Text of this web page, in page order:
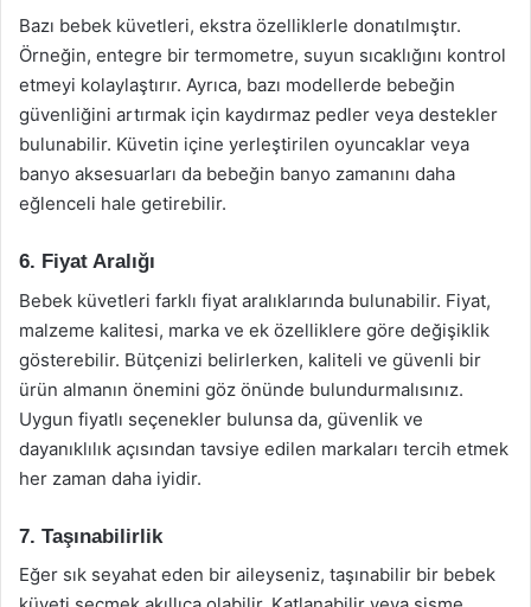
Bazı bebek küvetleri, ekstra özelliklerle donatılmıştır.
Örneğin, entegre bir termometre, suyun sıcaklığını kontrol
etmeyi kolaylaştırır. Ayrıca, bazı modellerde bebeğin
güvenliğini artırmak için kaydırmaz pedler veya destekler
bulunabilir. Küvetin içine yerleştirilen oyuncaklar veya
banyo aksesuarları da bebeğin banyo zamanını daha
eğlenceli hale getirebilir.
6. Fiyat Aralığı
Bebek küvetleri farklı fiyat aralıklarında bulunabilir. Fiyat,
malzeme kalitesi, marka ve ek özelliklere göre değişiklik
gösterebilir. Bütçenizi belirlerken, kaliteli ve güvenli bir
ürün almanın önemini göz önünde bulundurmalısınız.
Uygun fiyatlı seçenekler bulunsa da, güvenlik ve
dayanıklılık açısından tavsiye edilen markaları tercih etmek
her zaman daha iyidir.
7. Taşınabilirlik
Eğer sık seyahat eden bir aileyseniz, taşınabilir bir bebek